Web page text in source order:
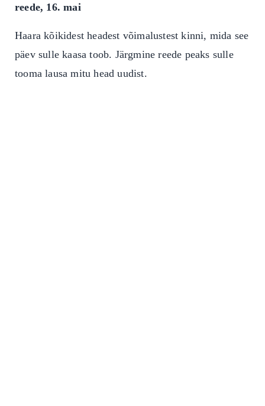
reede, 16. mai
Haara kõikidest headest võimalustest kinni, mida see
päev sulle kaasa toob. Järgmine reede peaks sulle
tooma lausa mitu head uudist.